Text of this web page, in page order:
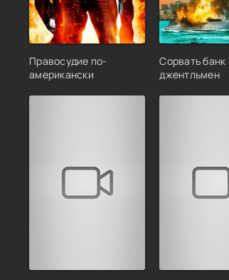
Правосудие по-
американски
Сорвать банк
джентльмен